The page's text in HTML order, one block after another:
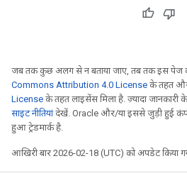
जब तक कुछ अलग से न बताया जाए, तब तक इस पेज
Commons Attribution 4.0 License के तहत
License के तहत लाइसेंस मिला है. ज़्यादा जानकारी
साइट नीतियांदेखें. Oracle और/या इससे जुड़ी हुई
हुआ ट्रेडमार्क है.
आखिरी बार 2026-02-18 (UTC) को अपडेट किया